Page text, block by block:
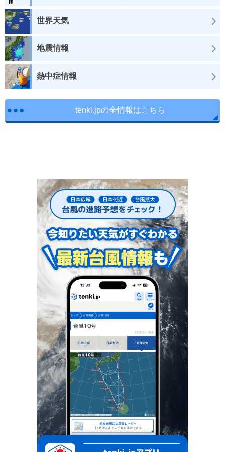
世界天気
地震情報
熱中症情報
tenki.jpの全情報はこちら